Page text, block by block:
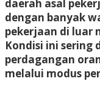
daerah asal
dengan banyak
pekerjaan di luar
Kondisi ini
perdagangan
melalui modus